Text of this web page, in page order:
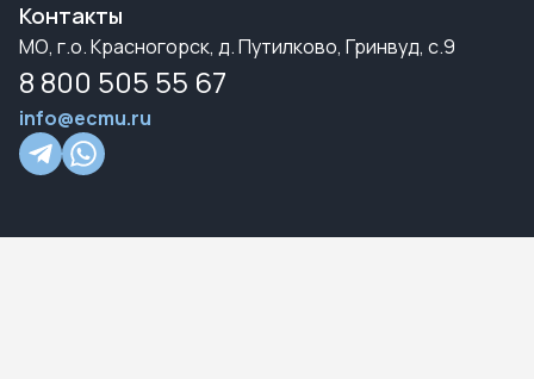
Контакты
МО, г.о. Красногорск, д. Путилково, Гринвуд, с.9
8 800 505 55 67
info@ecmu.ru